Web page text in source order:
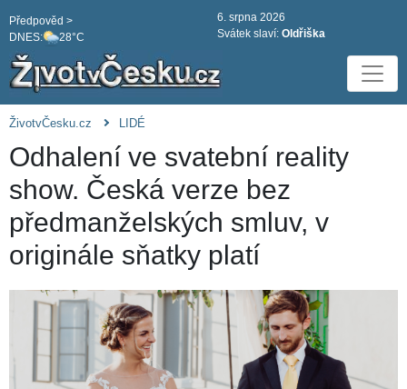
DNES: 28°C
Předpověd >
6. srpna 2026
Svátek slaví: Oldřiška
ŽivotvČesku.cz LIDÉ
Odhalení ve svatební reality
show. Česká verze bez
předmanželských smluv, v
originále sňatky platí